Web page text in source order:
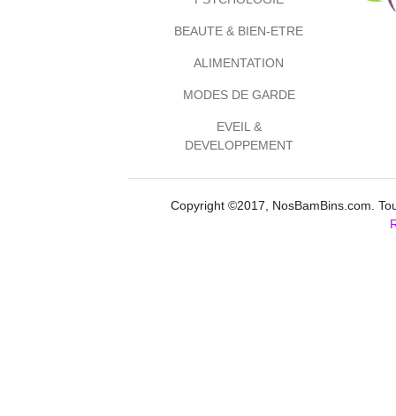
BEAUTE & BIEN-ETRE
ALIMENTATION
MODES DE GARDE
EVEIL &
DEVELOPPEMENT
Copyright ©2017, NosBamBins.com.